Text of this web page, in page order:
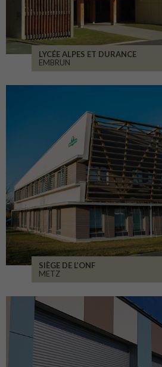
LYCÉE ALPES ET DURANCE
EMBRUN
SIÈGE DE L’ONF
METZ